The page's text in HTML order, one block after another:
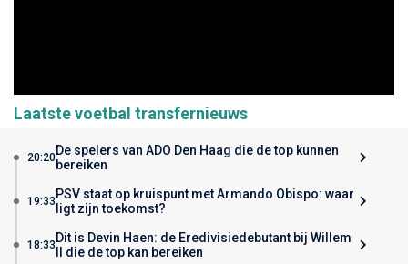
Laatste voetbal transfernieuws
20:20De spelers van ADO Den Haag die de top kunnen
bereiken
19:33 PSV staat op kruispunt met Armando Obispo: waar
ligt zijn toekomst?
18:33 Dit is Devin Haen: de Eredivisiedebutant bij Willem
II die de top kan bereiken